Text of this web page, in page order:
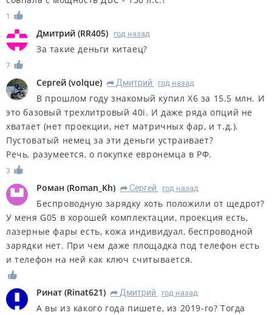
1
Дмитрий (RR405) год назад
За такие деньги китаец?
7
Сергей (volque) R Дмитрий год назад
В прошлом году знакомый купил Х6 за 15.5 млн. И
это базовый трехлитровый 40i. И даже ряда опций не
хватает (нет проекции, нет матричных фар, и т.д.).
Пустоватый немец за эти деньги устраивает?
Речь, разумеется, о покупке евронемца в РФ.
3
Роман (Roman_Kh) R Сергей год назад
Беспроводную зарядку хоть положили от щедрот?
У меня G05 в хорошей комплектации, проекция есть,
лазерные фары есть, кожа индивидуал, беспроводной
зарядки нет. При чем даже площадка под телефон есть
и телефон на ней как ключ считывается.
Ринат (Rinat621) R Дмитрий год назад
А вы из какого года пишете, из 2019-го? Тогда